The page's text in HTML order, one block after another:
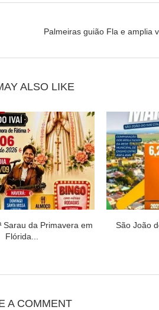
Palmeiras guião Fla e amplia
ALSO LIKE
Sarau da Primavera em
Flórida...
São João
A COMMENT